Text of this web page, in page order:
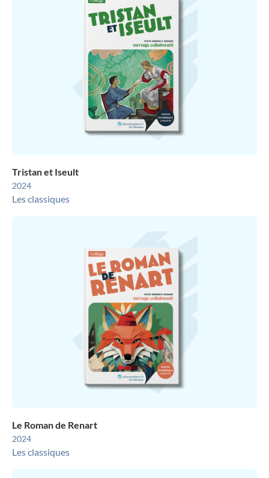
Tristan et Iseult
2024
Les classiques
Le Roman de Renart
2024
Les classiques